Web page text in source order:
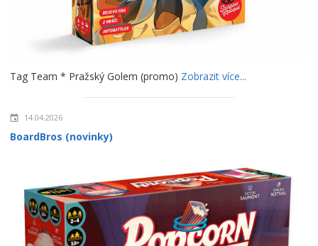
Tag Team * Pražský Golem (promo) Zobrazit více...
14.04.2026
BoardBros (novinky)